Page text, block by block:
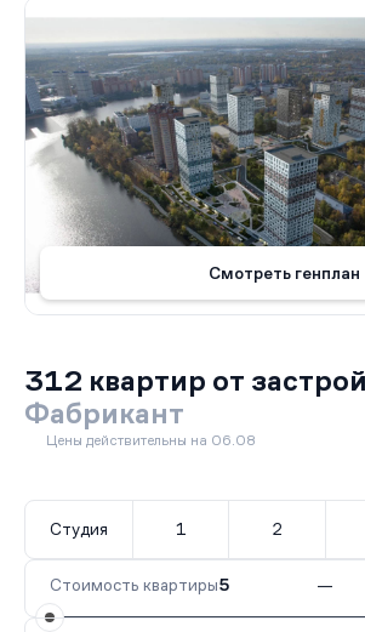
Смотреть генплан
312 квартир от
Фабрикант
Цены действительны на 06.08
Студия 1 2
Стоимость квартиры5 —